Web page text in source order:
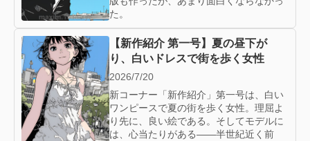
た。
【新作紹介 第一号】夏の昼下が
り、白いドレスで街を歩く女性
2026/7/20
新コーナー「新作紹介」第一号は、白い
ワンピースで夏の街を歩く女性。理屈よ
り先に、良い絵である。そしてモデルに
は、心当たりがある——半世紀近く前